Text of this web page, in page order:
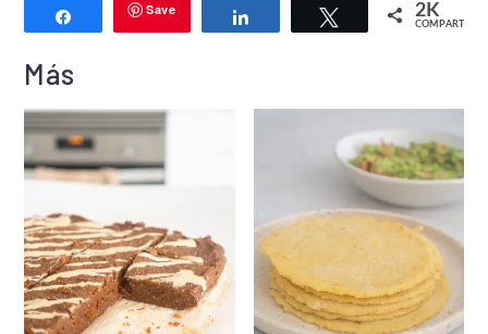
CompartirSave Compartir Twittear 2K
COMPARTIR
Más